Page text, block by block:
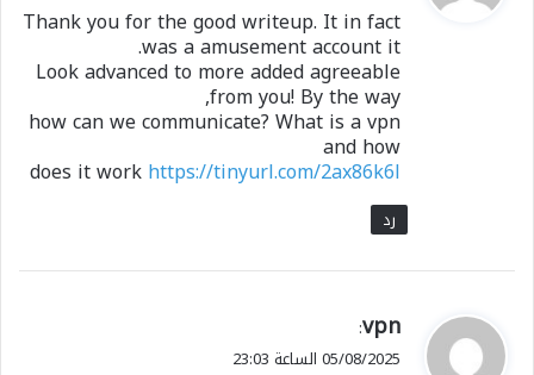
ل
Thank you for the good writeup. It in fact
was a amusement account it.
Look advanced to more added agreeable
from you! By the way,
how can we communicate? What is a vpn
and how
does it workhttps://tinyurl.com/2ax86k6l
رد
ي
ق
vpn
:
05/08/2025 الساعة 23:03